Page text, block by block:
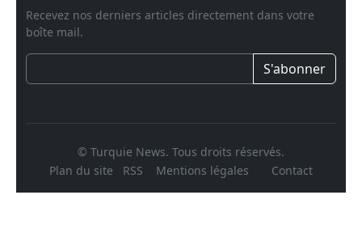
Recevez nos derniers articles directement dans votre
boîte mail.
S'abonner
© Turquie News. Tous droits réservés.
Plan du site
RSS Mentions légales Contact